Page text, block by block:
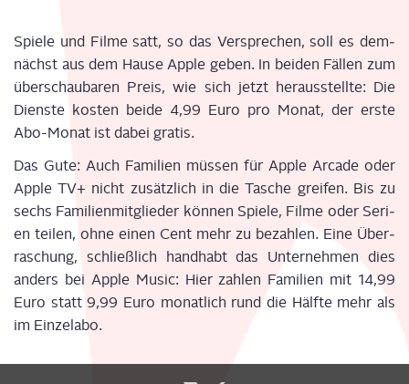
Spie­le und Fil­me satt, so das Ver­spre­chen, soll es dem­
nächst aus dem Hau­se Apple geben. In bei­den Fäl­len zum
über­schau­ba­ren Preis, wie sich jetzt her­aus­stell­te: Die
Diens­te kos­ten bei­de 4,99 Euro pro Monat, der ers­te
Abo-Monat ist dabei gratis.
Das Gute: Auch Fami­li­en müs­sen für Apple Arca­de oder
Apple TV+ nicht zusätz­lich in die Tasche grei­fen. Bis zu
sechs Fami­li­en­mit­glie­der kön­nen Spie­le, Fil­me oder Seri­
en tei­len, ohne einen Cent mehr zu bezah­len. Eine Über­
ra­schung, schließ­lich hand­habt das Unter­neh­men dies
anders bei Apple Music: Hier zah­len Fami­li­en mit 14,99
Euro statt 9,99 Euro monat­lich rund die Hälf­te mehr als
im Einzelabo.